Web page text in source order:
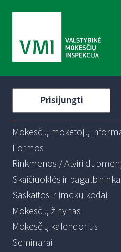
Prisijungti
Mokesčių mokėtojų
Formos
Rinkmenos / Atviri
Skaičiuoklės ir pagalbininkai
Sąskaitos ir įmokų kodai
Mokesčių žinynas
Mokesčių kalendorius
Seminarai